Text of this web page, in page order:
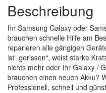
Beschreibung
Ihr Samsung Galaxy oder
brauchen schnelle Hilfe am
reparieren alle gängigen
ist „gerissen“, weist starke
nichts mehr oder Ihr Galaxy /
brauchen einen neuen Akku?
Professionell, schnell und